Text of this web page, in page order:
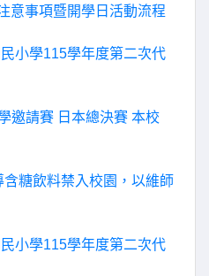
意事項暨開學日活動流程
小學115學年度第二次代
邀請賽 日本總決賽 本校
糖飲料禁入校園，以維師
小學115學年度第二次代